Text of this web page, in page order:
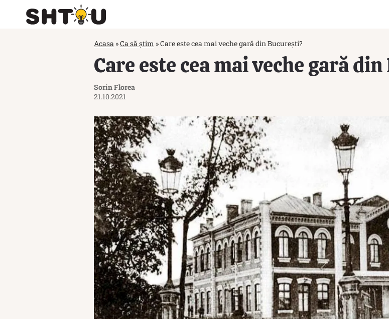
Acasa »Ca să știm »Care este cea mai veche gară din București?
Care este cea mai veche gară
Sorin Florea
21.10.2021